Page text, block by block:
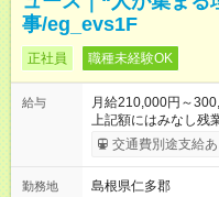
事/eg_evs1F
正社員 職種未経験OK
給与
月給210,000円～
上記額にはみなし残
ます。 みなし残業
※能力やスキルを考慮
に1回の「年次昇給
交通費別途支給あ
勤務地
島根県仁多郡